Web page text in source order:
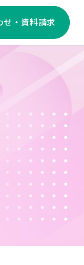
せ・資料請求